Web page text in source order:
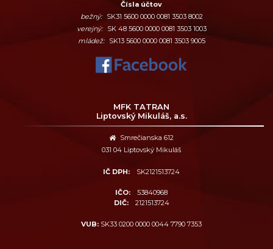
Čísla účtov
bežný:
SK31 5600 0000 0081 3503 8002
verejný:
SK 48 5600 0000 0081 3503 1003
mládež:
SK13 5600 0000 0081 3503 9005
MFK TATRAN
Liptovský Mikuláš, a.s.
Smrečianska 612
031 04 Liptovský Mikuláš
IČ DPH: SK2121513724
IČO:
53840968
DIČ:
2121513724
VUB: SK33 0200 0000 0044 7790 7353